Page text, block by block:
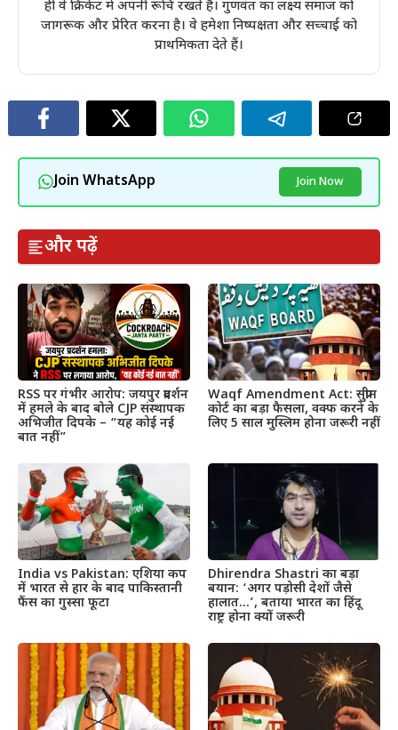
ही वे क्रिकेट में अपनी रूचि रखते है। गुणवंत का लक्ष्य समाज को
जागरूक और प्रेरित करना है। वे हमेशा निष्पक्षता और सच्चाई को
प्राथमिकता देते हैं।
Join WhatsApp Join Now
और पढ़ें
RSS पर गंभीर आरोप: जयपुर प्रदर्शन
में हमले के बाद बोले CJP संस्थापक
अभिजीत दिपके – “यह कोई नई
बात नहीं”
Waqf Amendment Act: सुप्रीम
कोर्ट का बड़ा फैसला, वक्फ करने के
लिए 5 साल मुस्लिम होना जरूरी नहीं
India vs Pakistan: एशिया कप
में भारत से हार के बाद पाकिस्तानी
फैंस का गुस्सा फूटा
Dhirendra Shastri का बड़ा
बयान: ‘अगर पड़ोसी देशों जैसे
हालात…’, बताया भारत का हिंदू
राष्ट्र होना क्यों जरूरी